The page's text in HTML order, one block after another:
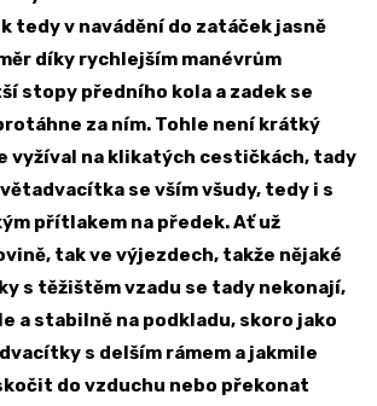
tedy v navádění do zatáček jasně
díky rychlejším manévrům
stopy předního kola a zadek se
za ním. Tohle není krátký
vyžíval na klikatých cestičkách, tady
se vším všudy, tedy i s
přítlakem na předek. Ať už
tak ve výjezdech, takže nějaké
s těžištěm vzadu se tady nekonají,
a stabilně na podkladu, skoro jako
s delším rámem a jakmile
do vzduchu nebo překonat